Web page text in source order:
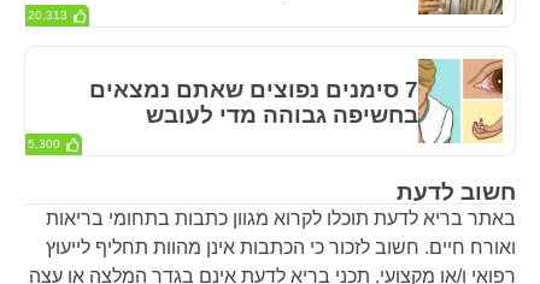
חשוב לדעת
באתר בריא לדעת תוכלו לקרוא מגוון כתבות בתחומי בריאות
ואורח חיים. חשוב לזכור כי הכתבות אינן מהוות תחליף לייעוץ
רפואי ו/או מקצועי. תכני בריא לדעת אינם בגדר המלצה או עצה
20,313
7 סימנים נפוצים שאתם נמצאים
בחשיפה גבוהה מדי לעובש
5,300